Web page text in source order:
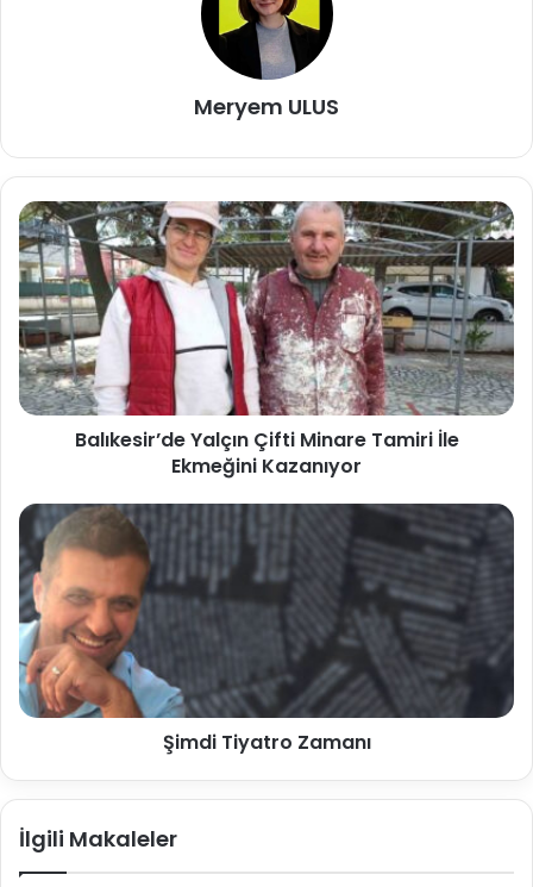
Meryem ULUS
Balıkesir’de Yalçın Çifti Minare Tamiri İle
Ekmeğini Kazanıyor
Şimdi Tiyatro Zamanı
İlgili Makaleler